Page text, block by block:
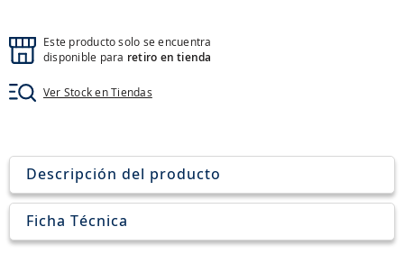
Este producto solo se encuentra
disponible para retiro en tienda
Ver Stock en Tiendas
Descripción del producto
Ficha Técnica
9.
255